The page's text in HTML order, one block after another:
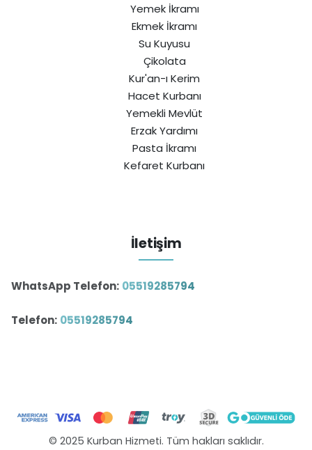
Yemek İkramı
Ekmek İkramı
Su Kuyusu
Çikolata
Kur'an-ı Kerim
Hacet Kurbanı
Yemekli Mevlüt
Erzak Yardımı
Pasta İkramı
Kefaret Kurbanı
İletişim
WhatsApp Telefon: 05519285794
Telefon: 05519285794
© 2025 Kurban Hizmeti. Tüm hakları saklıdır.